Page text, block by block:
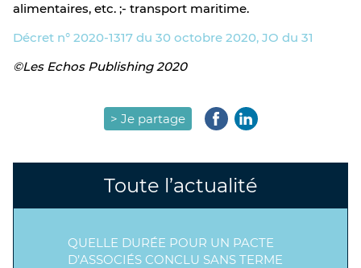
alimentaires, etc. ;- transport maritime.
Décret n° 2020-1317 du 30 octobre 2020, JO du 31
©Les Echos Publishing 2020
> Je partage
Toute l’actualité
QUELLE DURÉE POUR UN PACTE
D’ASSOCIÉS CONCLU SANS TERME